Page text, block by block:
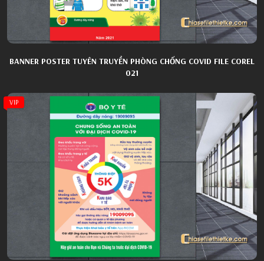
BANNER POSTER TUYÊN TRUYỀN PHÒNG CHỐNG COVID FILE COREL
021
VIP